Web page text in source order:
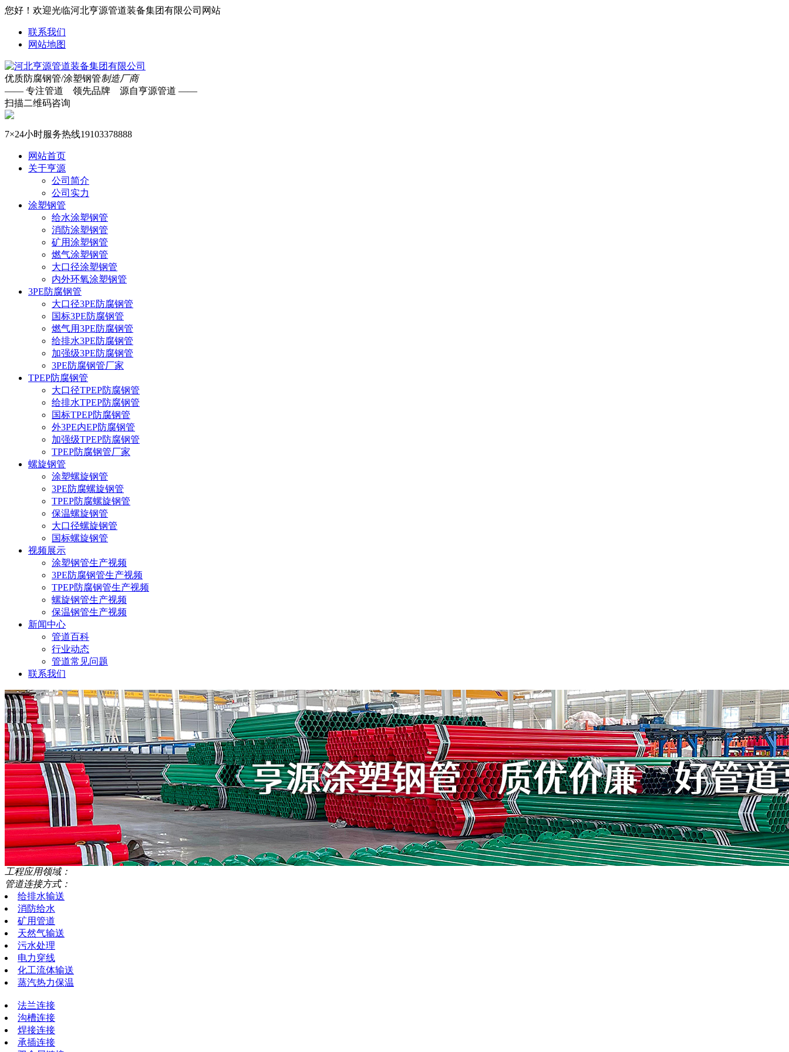
您好！欢迎光临河北亨源管道装备集团有限公司网站
联系我们
网站地图
优质防腐钢管/涂塑钢管制造厂商
—— 专注管道 领先品牌 源自亨源管道 ——
扫描二维码咨询
7×24小时服务热线19103378888
网站首页
关于亨源
公司简介
公司实力
涂塑钢管
给水涂塑钢管
消防涂塑钢管
矿用涂塑钢管
燃气涂塑钢管
大口径涂塑钢管
内外环氧涂塑钢管
3PE防腐钢管
大口径3PE防腐钢管
国标3PE防腐钢管
燃气用3PE防腐钢管
给排水3PE防腐钢管
加强级3PE防腐钢管
3PE防腐钢管厂家
TPEP防腐钢管
大口径TPEP防腐钢管
给排水TPEP防腐钢管
国标TPEP防腐钢管
外3PE内EP防腐钢管
加强级TPEP防腐钢管
TPEP防腐钢管厂家
螺旋钢管
涂塑螺旋钢管
3PE防腐螺旋钢管
TPEP防腐螺旋钢管
保温螺旋钢管
大口径螺旋钢管
国标螺旋钢管
视频展示
涂塑钢管生产视频
3PE防腐钢管生产视频
TPEP防腐钢管生产视频
螺旋钢管生产视频
保温钢管生产视频
新闻中心
管道百科
行业动态
管道常见问题
联系我们
工程应用领域：
管道连接方式：
给排水输送
消防给水
矿用管道
天然气输送
污水处理
电力穿线
化工流体输送
蒸汽热力保温
法兰连接
沟槽连接
焊接连接
承插连接